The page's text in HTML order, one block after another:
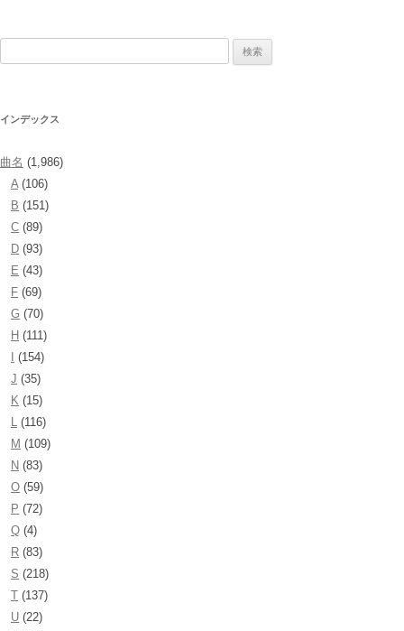
インデックス
曲名 (1,986)
A(106)
B (151)
C (89)
D (93)
E (43)
F (69)
G (70)
H (111)
(154)
J (35)
K (15)
L (116)
M (109)
N (83)
O (59)
P (72)
Q (4)
R (83)
S (218)
T (137)
U (22)